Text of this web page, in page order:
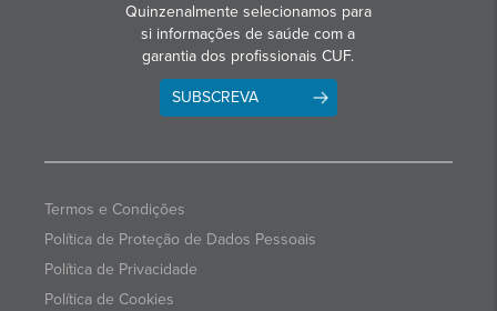
Quinzenalmente selecionamos para
si informações de saúde com a
garantia dos profissionais CUF.
SUBSCREVA
Termos e Condições
Política de Proteção de Dados Pessoais
Política de Privacidade
Política de Cookies